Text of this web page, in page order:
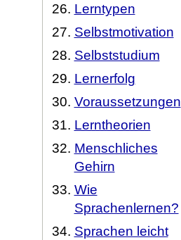
Lerntypen
Selbstmotivation
Selbststudium
Lernerfolg
Voraussetzungen
Lerntheorien
Menschliches
Gehirn
Wie
Sprachenlernen?
Sprachen leicht